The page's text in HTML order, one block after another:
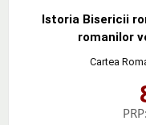
Istoria Bisericii
romanilor
Cartea
PRP: